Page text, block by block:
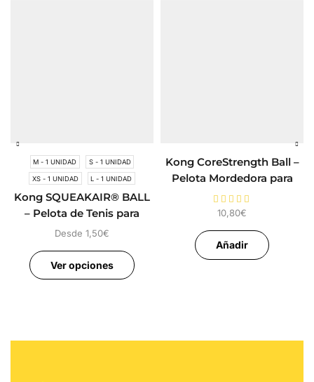
M - 1 UNIDAD S - 1 UNIDAD
XS - 1 UNIDAD L - 1 UNIDAD
Kong SQUEAKAIR® BALL
– Pelota de Tenis para
Perros
Desde 1,50€
Ver opciones
Kong CoreStrength Ball –
Pelota Mordedora para
Perros
10,80€
Añadir